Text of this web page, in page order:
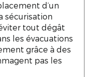
d’un
sécurisation
tout dégât
les évacuations
grâce à des
pas les